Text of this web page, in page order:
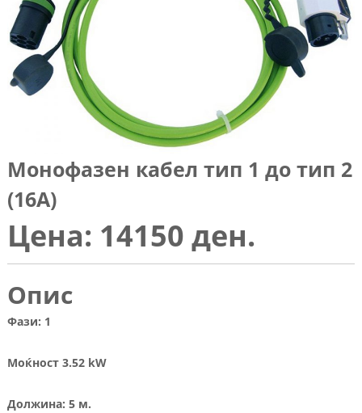
Монофазен кабел тип 1 до тип 2
(16А)
Цена: 14150 ден.
Опис
Фази: 1
Моќност 3.52 kW
Должина: 5 м.